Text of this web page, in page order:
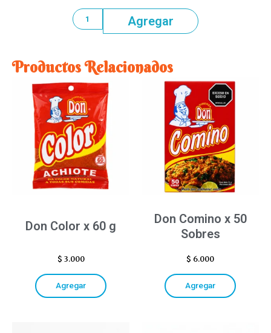
Agregar
Productos Relacionados
Don Color x 60 g
$ 3.000
Agregar
Don Comino x 50
Sobres
$ 6.000
Agregar